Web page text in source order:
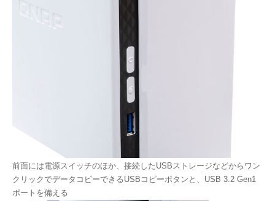
前面には電源スイッチのほか、接続したUSBストレージなどからワン
クリックでデータコピーできるUSBコピーボタンと、USB 3.2 Gen1
ポートを備える